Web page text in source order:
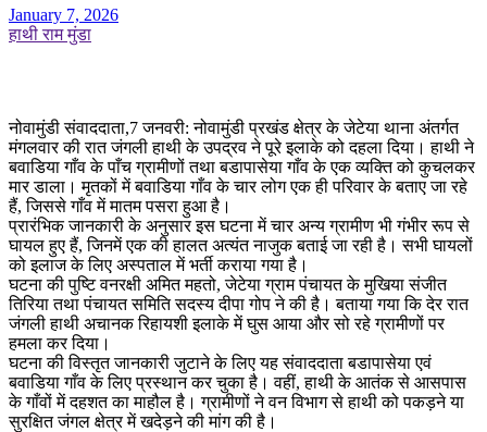
January 7, 2026
हाथी राम मुंडा
नोवामुंडी संवाददाता,7 जनवरी: नोवामुंडी प्रखंड क्षेत्र के जेटेया थाना अंतर्गत
मंगलवार की रात जंगली हाथी के उपद्रव ने पूरे इलाके को दहला दिया। हाथी ने
बवाडिया गाँव के पाँच ग्रामीणों तथा बडापासेया गाँव के एक व्यक्ति को कुचलकर
मार डाला। मृतकों में बवाडिया गाँव के चार लोग एक ही परिवार के बताए जा रहे
हैं, जिससे गाँव में मातम पसरा हुआ है।
प्रारंभिक जानकारी के अनुसार इस घटना में चार अन्य ग्रामीण भी गंभीर रूप से
घायल हुए हैं, जिनमें एक की हालत अत्यंत नाजुक बताई जा रही है। सभी घायलों
को इलाज के लिए अस्पताल में भर्ती कराया गया है।
घटना की पुष्टि वनरक्षी अमित महतो, जेटेया ग्राम पंचायत के मुखिया संजीत
तिरिया तथा पंचायत समिति सदस्य दीपा गोप ने की है। बताया गया कि देर रात
जंगली हाथी अचानक रिहायशी इलाके में घुस आया और सो रहे ग्रामीणों पर
हमला कर दिया।
घटना की विस्तृत जानकारी जुटाने के लिए यह संवाददाता बडापासेया एवं
बवाडिया गाँव के लिए प्रस्थान कर चुका है। वहीं, हाथी के आतंक से आसपास
के गाँवों में दहशत का माहौल है। ग्रामीणों ने वन विभाग से हाथी को पकड़ने या
सुरक्षित जंगल क्षेत्र में खदेड़ने की मांग की है।